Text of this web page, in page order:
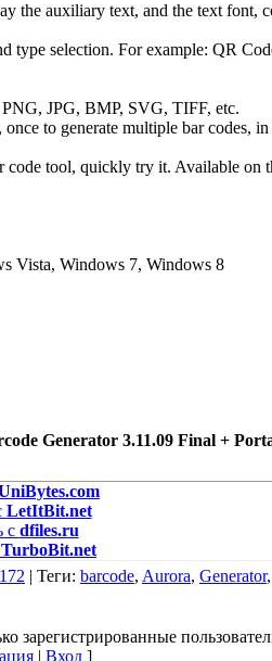
the auxiliary text, and the text font,
type selection. For example: QR
JPG, BMP, SVG, TIFF, etc.
to generate multiple bar codes,
code tool, quickly try it. Available on
Vista, Windows 7, Windows 8
Generator 3.11.09 Final +
LetItBit.net
с dfiles.ru
TurboBit.net
| Теги: barcode, Aurora, Generator,
зарегистрированные
| Вход ]